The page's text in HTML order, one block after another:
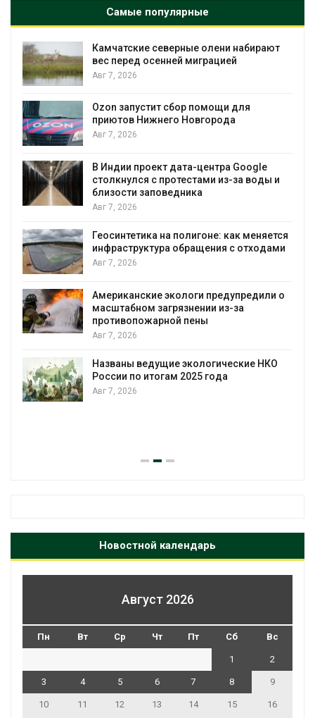
Самые популярные
Тайфун, засуха и пожары: сразу
несколько регионов столкнулись с
экстремальными природными
Авг 7, 2026
Солнечные панели над каналами
позволяют одновременно
воду
Авг 7, 2026
Дождевая вода с крыш может помочь
Авг 7, 2026
Минприроды потребовало ускорить
уборку контейнерных площадок
Авг 7, 2026
Панамский канал вновь ограничивает
воды
Авг 6, 2026
Новостной календарь
Август 2026
Пн Вт Ср Чт Пт Сб Вс
1 2
3 4 5 6 7 8 9
10 11 12 13 14 15 16